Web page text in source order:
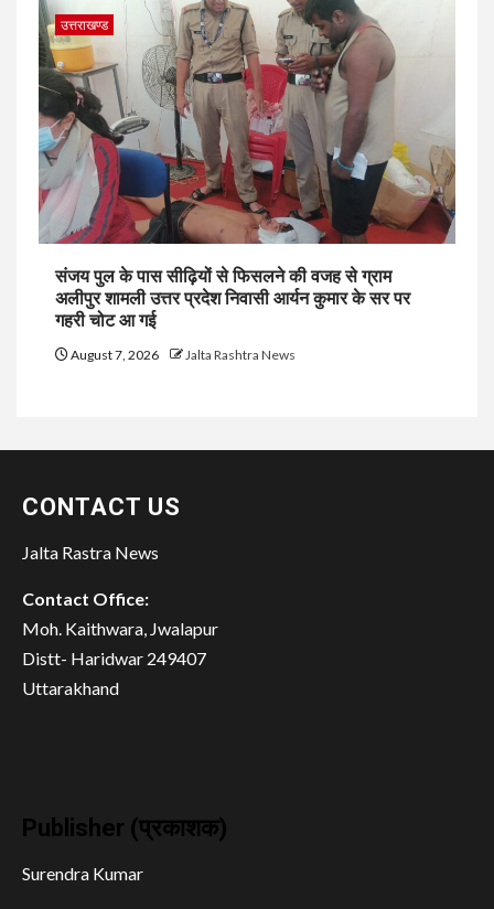
उत्तराखण्ड
संजय पुल के पास सीढ़ियों से फिसलने की वजह से ग्राम
अलीपुर शामली उत्तर प्रदेश निवासी आर्यन कुमार के सर पर
गहरी चोट आ गई
August 7, 2026 Jalta Rashtra News
CONTACT US
Jalta Rastra News
Contact Office:
Moh. Kaithwara, Jwalapur
Distt- Haridwar 249407
Uttarakhand
Publisher (प्रकाशक)
Surendra Kumar